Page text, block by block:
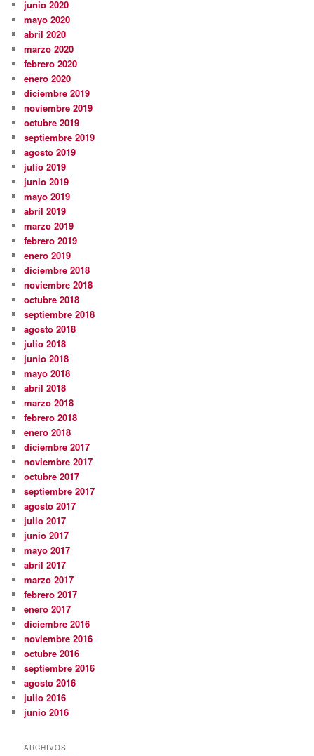
junio 2020
mayo 2020
abril 2020
marzo 2020
febrero 2020
enero 2020
diciembre 2019
noviembre 2019
octubre 2019
septiembre 2019
agosto 2019
julio 2019
junio 2019
mayo 2019
abril 2019
marzo 2019
febrero 2019
enero 2019
diciembre 2018
noviembre 2018
octubre 2018
septiembre 2018
agosto 2018
julio 2018
junio 2018
mayo 2018
abril 2018
marzo 2018
febrero 2018
enero 2018
diciembre 2017
noviembre 2017
octubre 2017
septiembre 2017
agosto 2017
julio 2017
junio 2017
mayo 2017
abril 2017
marzo 2017
febrero 2017
enero 2017
diciembre 2016
noviembre 2016
octubre 2016
septiembre 2016
agosto 2016
julio 2016
junio 2016
ARCHIVOS